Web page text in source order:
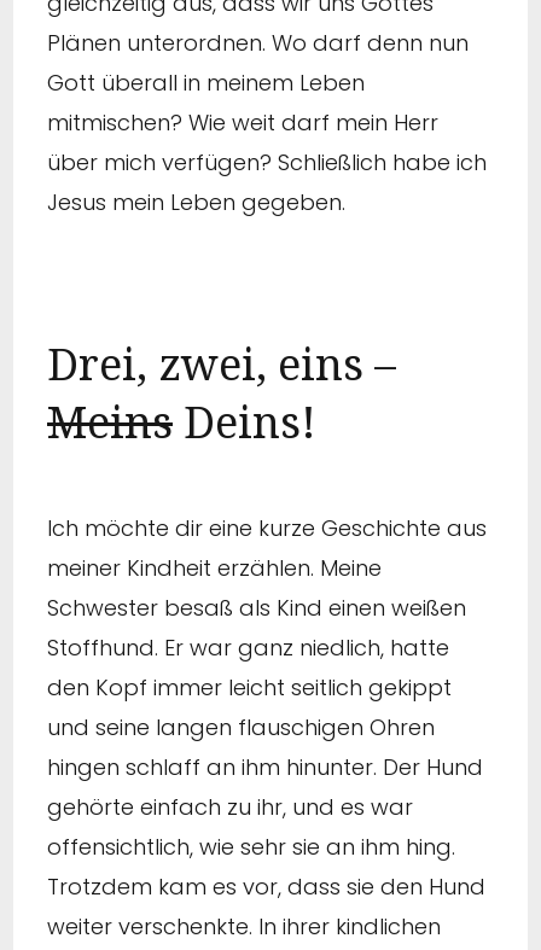
Plänen unterordnen. Wo darf denn nun
Gott überall in meinem Leben
mitmischen? Wie weit darf mein Herr
über mich verfügen? Schließlich habe ich
Jesus mein Leben gegeben.
Drei, zwei, eins –
Meins Deins!
Ich möchte dir eine kurze Geschichte aus
meiner Kindheit erzählen. Meine
Schwester besaß als Kind einen weißen
Stoffhund. Er war ganz niedlich, hatte
den Kopf immer leicht seitlich gekippt
und seine langen flauschigen Ohren
hingen schlaff an ihm hinunter. Der Hund
gehörte einfach zu ihr, und es war
offensichtlich, wie sehr sie an ihm hing.
Trotzdem kam es vor, dass sie den Hund
weiter verschenkte. In ihrer kindlichen